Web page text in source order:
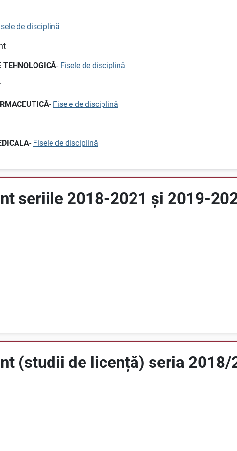
de disciplină
TEHNOLOGICĂ- Fisele de disciplină
- Fisele de disciplină
- Fisele de disciplină
seriile 2018-2021 şi 2019-
(studii de licență) seria 2018/